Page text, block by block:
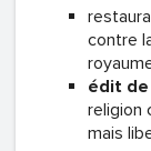
contre
édit de
religion
mais